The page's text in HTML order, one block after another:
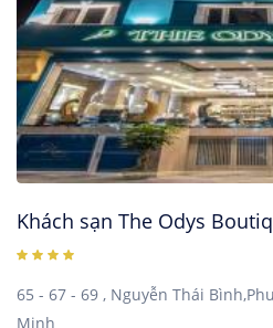
Khách sạn The Odys
65 - 67 - 69 , Nguyễn Thái
Minh